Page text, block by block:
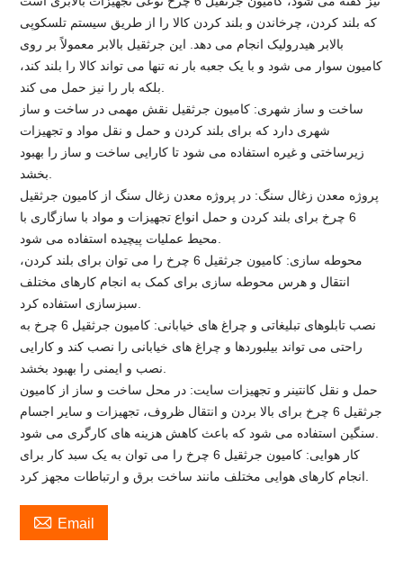
که بلند کردن، چرخاندن و بلند کردن کالا را از طریق سیستم تلسکوپی
بالابر هیدرولیک انجام می دهد. این جرثقیل بالابر معمولاً بر روی
کامیون سوار می شود و با یک جعبه بار نه تنها می تواند کالا را بلند کند،
ساخت و ساز شهری: کامیون جرثقیل نقش مهمی در ساخت و ساز
شهری دارد که برای بلند کردن و حمل و نقل مواد و تجهیزات
زیرساختی و غیره استفاده می شود تا کارایی ساخت و ساز را بهبود
پروژه معدن زغال سنگ: در پروژه معدن زغال سنگ از کامیون جرثقیل
6 چرخ برای بلند کردن و حمل انواع تجهیزات و مواد با سازگاری با
محوطه سازی: کامیون جرثقیل 6 چرخ را می توان برای بلند کردن،
انتقال و هرس محوطه سازی برای کمک به انجام کارهای مختلف
نصب تابلوهای تبلیغاتی و چراغ های خیابانی: کامیون جرثقیل 6 چرخ به
راحتی می تواند بیلبوردها و چراغ های خیابانی را نصب کند و کارایی
حمل و نقل کانتینر و تجهیزات سایت: در محل ساخت و ساز از کامیون
جرثقیل 6 چرخ برای بالا بردن و انتقال ظروف، تجهیزات و سایر اجسام
کار هوایی: کامیون جرثقیل 6 چرخ را می توان به یک سبد کار برای
 Email